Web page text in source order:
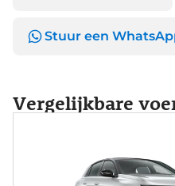
Stuur een
Vergelijkbare